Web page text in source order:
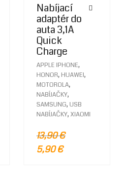
Nabíjací
adaptér do
auta 3,1A
Quick
Charge
APPLE IPHONE,
HONOR, HUAWEI,
MOTOROLA,
NABÍJAČKY,
SAMSUNG, USB
NABÍJAČKY, XIAOMI
13,90€
5,90€